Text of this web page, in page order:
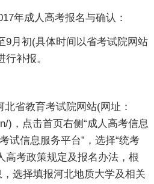
年成人高考报名与确认：
初(具体时间以省考试院网站
补报。
省教育考试院网站(网址：
)，点击首页右侧“成人高考信息
试信息服务平台”，选择“统考
高考政策规定及报名办法，根
选择填报河北地质大学及相关